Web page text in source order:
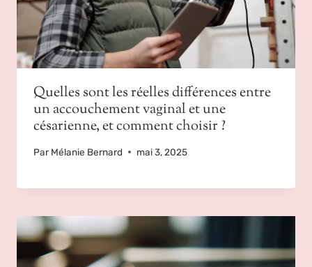
Quelles sont les réelles différences entre
un accouchement vaginal et une
césarienne, et comment choisir ?
Par Mélanie Bernard mai 3, 2025